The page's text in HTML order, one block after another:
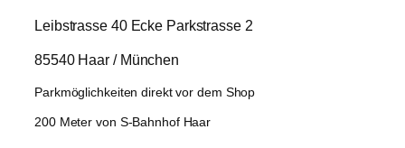
Leibstrasse 40 Ecke Parkstrasse 2
85540 Haar / München
Parkmöglichkeiten direkt vor dem Shop
200 Meter von S-Bahnhof Haar